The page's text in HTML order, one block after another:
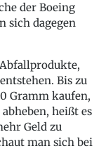
der Boeing
sich dagegen
Bis zu
Gramm kaufen,
heißt es
Geld zu
man sich bei